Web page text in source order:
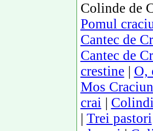
Colinde de
Pomul
Cantec de
Cantec de
crestine | O,
Mos Craciun
crai |
| Trei pastori